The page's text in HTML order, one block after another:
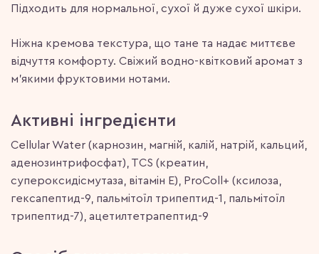
Підходить для нормальної, сухої й дуже сухої шкіри.
Ніжна кремова текстура, що тане та надає миттєве
відчуття комфорту. Свіжий водно-квітковий аромат з
м’якими фруктовими нотами.
Активні інгредієнти
Cellular Water (карнозин, магнiй, калiй, натрiй, кальций,
аденозинтрифосфат), TCS (креатин,
супероксидісмутаза, вітамін Е), ProColl+ (ксилоза,
гексапептид-9, пальмітоїл трипептид-1, пальмітоїл
трипептид-7), ацетилтетрапептид-9